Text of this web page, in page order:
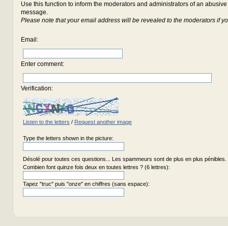
Use this function to inform the moderators and administrators of an
message.
Please note that your email address will be revealed to the moderators if
Email :
Enter comment:
Verification:
Listen to the letters / Request another image
Type the letters shown in the picture:
Désolé pour toutes ces questions... Les spammeurs sont de plus en plus pénibles.
Combien font quinze fois deux en toutes lettres ? (6 lettres):
Tapez "truc" puis "onze" en chiffres (sans espace):